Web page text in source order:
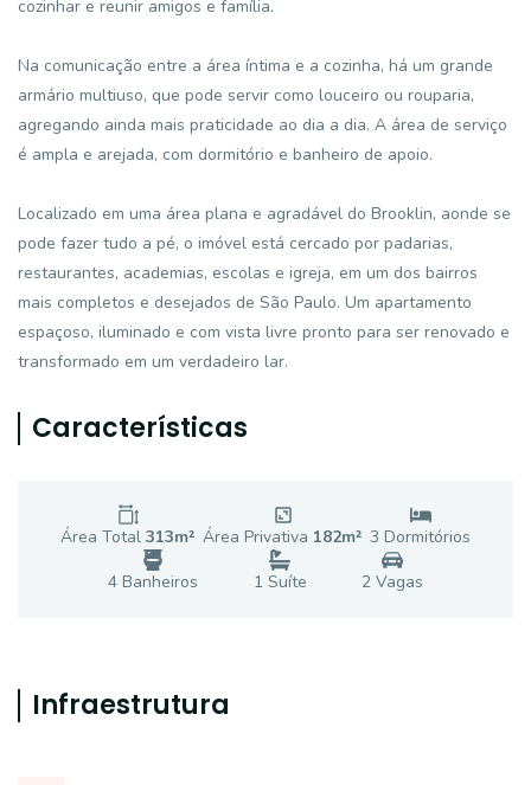
cozinhar e reunir amigos e família.
Na comunicação entre a área íntima e a cozinha, há um grande
armário multiuso, que pode servir como louceiro ou rouparia,
agregando ainda mais praticidade ao dia a dia. A área de serviço
é ampla e arejada, com dormitório e banheiro de apoio.
Localizado em uma área plana e agradável do Brooklin, aonde se
pode fazer tudo a pé, o imóvel está cercado por padarias,
restaurantes, academias, escolas e igreja, em um dos bairros
mais completos e desejados de São Paulo. Um apartamento
espaçoso, iluminado e com vista livre pronto para ser renovado e
transformado em um verdadeiro lar.
Características
Área Total 313m² Área Privativa 182m² 3 Dormitórios
4 Banheiros 1 Suíte 2Vagas
Infraestrutura